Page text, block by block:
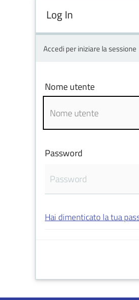
Log In
Accedi per iniziare la sessione
Nome utente
Password
Hai dimenticato la tua